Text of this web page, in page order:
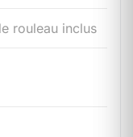
rouleau inclus